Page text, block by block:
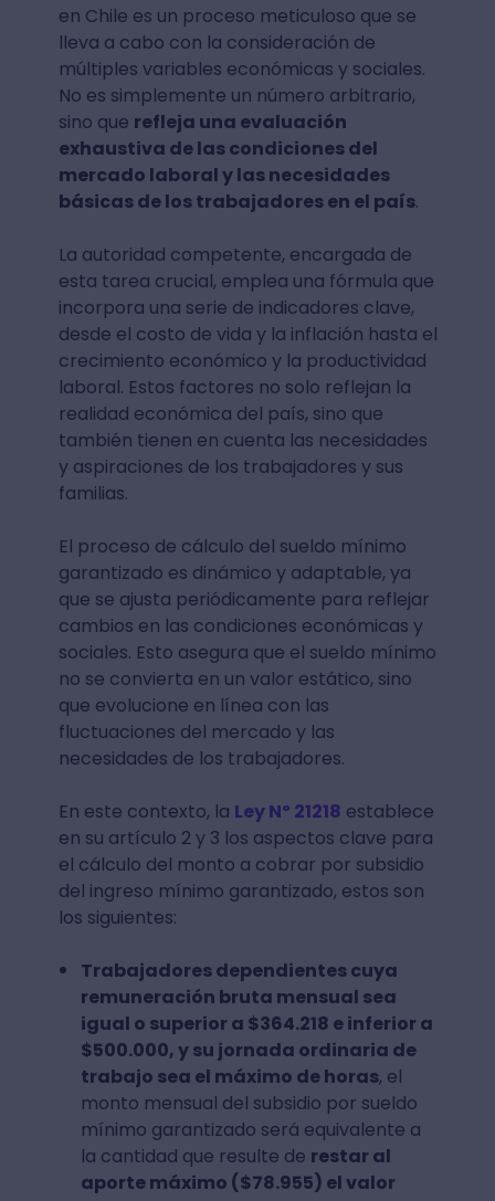
en Chile es un proceso meticuloso que se
lleva a cabo con la consideración de
múltiples variables económicas y sociales.
No es simplemente un número arbitrario,
sino que refleja una evaluación
exhaustiva de las condiciones del
mercado laboral y las necesidades
básicas de los trabajadores en el país.
La autoridad competente, encargada de
esta tarea crucial, emplea una fórmula que
incorpora una serie de indicadores clave,
desde el costo de vida y la inflación hasta el
crecimiento económico y la productividad
laboral. Estos factores no solo reflejan la
realidad económica del país, sino que
también tienen en cuenta las necesidades
y aspiraciones de los trabajadores y sus
familias.
El proceso de cálculo del sueldo mínimo
garantizado es dinámico y adaptable, ya
que se ajusta periódicamente para reflejar
cambios en las condiciones económicas y
sociales. Esto asegura que el sueldo mínimo
no se convierta en un valor estático, sino
que evolucione en línea con las
fluctuaciones del mercado y las
necesidades de los trabajadores.
En este contexto, la Ley Nº 21218 establece
en su artículo 2 y 3 los aspectos clave para
el cálculo del monto a cobrar por subsidio
del ingreso mínimo garantizado, estos son
los siguientes:
Trabajadores dependientes cuya
remuneración bruta mensual sea
igual o superior a $364.218 e inferior a
$500.000, y su jornada ordinaria de
trabajo sea el máximo de horas, el
monto mensual del subsidio por sueldo
mínimo garantizado será equivalente a
la cantidad que resulte de restar al
aporte máximo ($78.955) el valor